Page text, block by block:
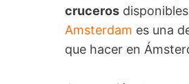
cruceros
Amsterdam es una
que hacer en